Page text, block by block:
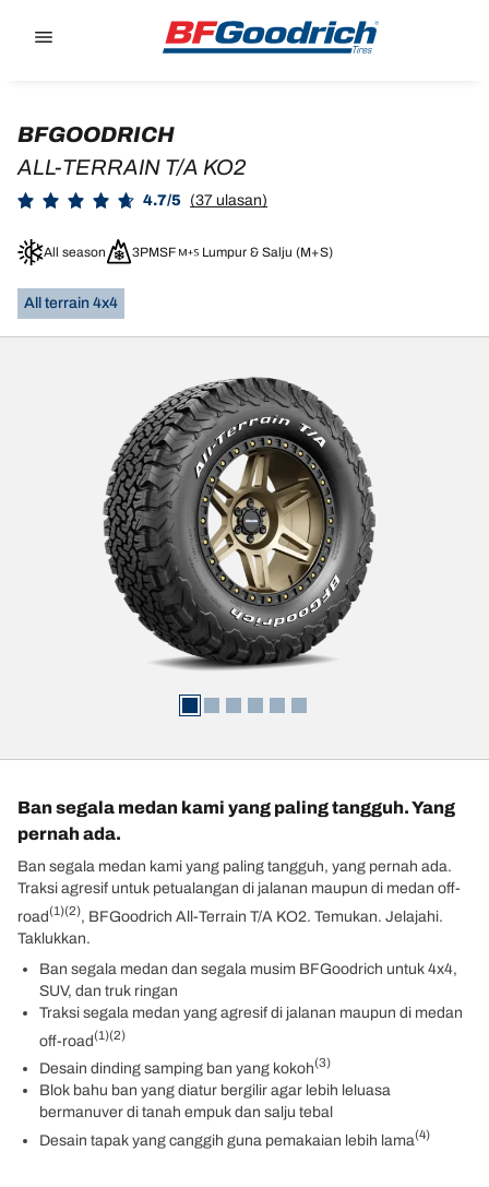
BFGOODRICH
ALL-TERRAIN T/A KO2
4.7/5 (37 ulasan)
All season 3PMSF Lumpur & Salju (M+S)
All terrain 4x4
Ban segala medan kami yang paling tangguh. Yang
pernah ada.
Ban segala medan kami yang paling tangguh, yang pernah ada.
Traksi agresif untuk petualangan di jalanan maupun di medan off-
road(1)(2), BFGoodrich All-Terrain T/A KO2. Temukan. Jelajahi.
Taklukkan.
Ban segala medan dan segala musim BFGoodrich untuk 4x4,
SUV, dan truk ringan
Traksi segala medan yang agresif di jalanan maupun di medan
off-road(1)(2)
Desain dinding samping ban yang kokoh(3)
Blok bahu ban yang diatur bergilir agar lebih leluasa
bermanuver di tanah empuk dan salju tebal
Desain tapak yang canggih guna pemakaian lebih lama(4)